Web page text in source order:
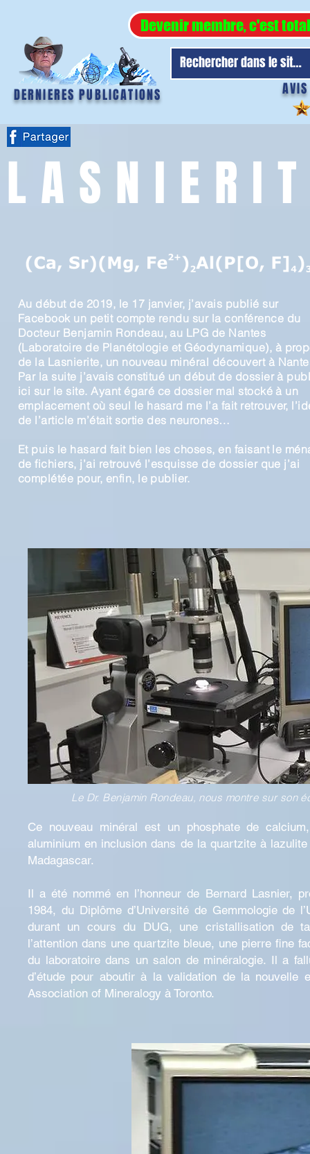
Devenir membre, c'est
DERNIERES PUBLICATIONS
Au début de 2019, le 17 janvier, j’avais publié sur
Facebook un petit compte rendu sur la conférence du
Docteur Benjamin Rondeau, au LPG de Nantes
(Laboratoire de Planétologie et Géodynamique), à
de la Lasnierite, un nouveau minéral découvert à
Par la suite j’avais constitué un début de dossier à
ici sur le site. Ayant égaré ce dossier mal stocké à un
emplacement où seul le hasard me l’a fait retrouver,
de l’article m’était sortie des neurones…
Et puis le hasard fait bien les choses, en faisant le
de fichiers, j’ai retrouvé l’esquisse de dossier que j’ai
complétée pour, enfin, le publier.
Le Dr. Benjamin Rondeau, nous montre sur son
Ce nouveau minéral est un phosphate de
aluminium en inclusion dans de la quartzite à
Madagascar.
Il a été nommé en l’honneur de Bernard Lasnier,
1984, du Diplôme d’Université de Gemmologie de
durant un cours du DUG, une cristallisation de
l’attention dans une quartzite bleue, une pierre fine
du laboratoire dans un salon de minéralogie. Il a
d’étude pour aboutir à la validation de la nouvelle
Association of Mineralogy à Toronto.